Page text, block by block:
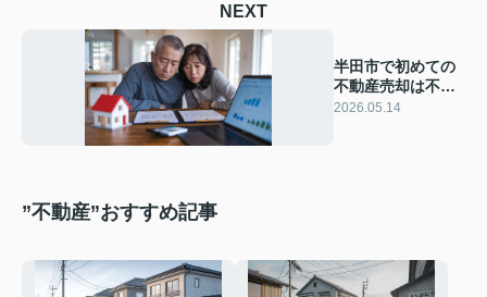
NEXT
半田市で初めての
不動産売却は不
安？流れと注意点
2026.05.14
”不動産”おすすめ記事